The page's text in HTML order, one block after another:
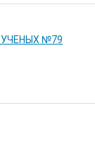
УЧЕНЫХ №79